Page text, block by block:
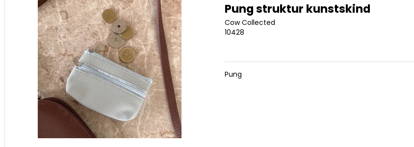
Pung struktur kunstskind
Cow Collected
10428
Pung